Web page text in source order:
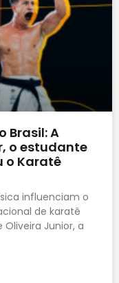
Brasil: A
o estudante
o Karatê
influenciam o
de karatê
Junior, a